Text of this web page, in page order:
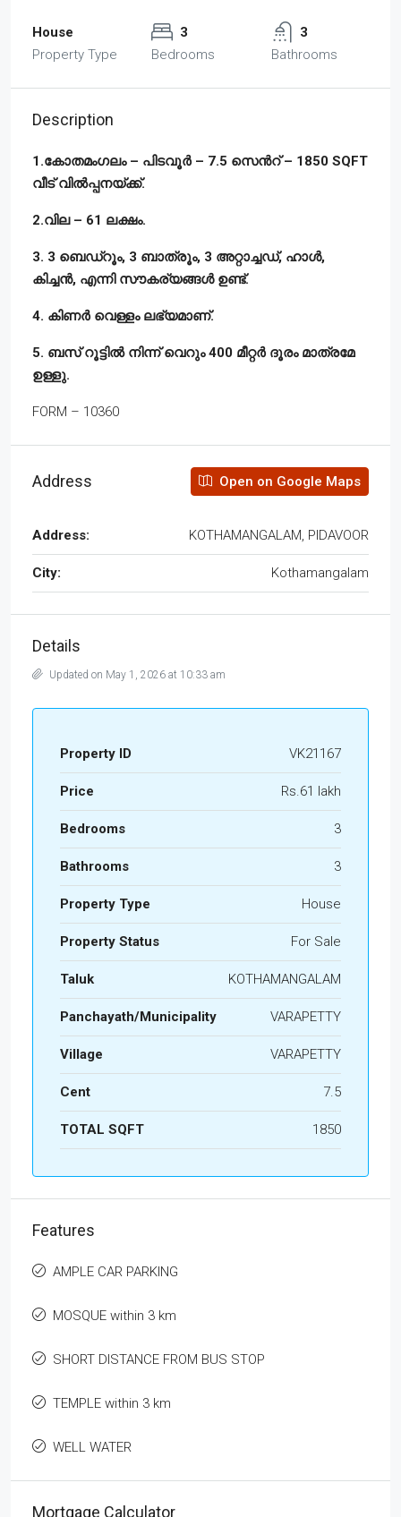
House
Property Type
3
Bedrooms
3
Bathrooms
Description
1.കോതമംഗലം – പിടവൂർ – 7.5 സെൻറ് – 1850 SQFT
വീട് വിൽപ്പനയ്ക്ക്.
2.വില – 61 ലക്ഷം.
3. 3 ബെഡ്‌റൂം, 3 ബാത്രൂം, 3 അറ്റാച്ചഡ്, ഹാൾ,
കിച്ചൻ, എന്നി സൗകര്യങ്ങൾ ഉണ്ട്.
4. കിണർ വെള്ളം ലഭ്യമാണ്.
5. ബസ് റൂട്ടിൽ നിന്ന് വെറും 400 മീറ്റർ ദൂരം മാത്രമേ
ഉള്ളു.
FORM – 10360
Address Open on Google Maps
Address: KOTHAMANGALAM, PIDAVOOR
City: Kothamangalam
Details
Updated on May 1, 2026 at 10:33 am
Property ID VK21167
Price Rs.61 lakh
Bedrooms 3
Bathrooms 3
Property Type House
Property Status For Sale
Taluk KOTHAMANGALAM
Panchayath/Municipality VARAPETTY
Village VARAPETTY
Cent 7.5
TOTAL SQFT 1850
Features
AMPLE CAR PARKING
MOSQUE within 3 km
SHORT DISTANCE FROM BUS STOP
TEMPLE within 3 km
WELL WATER
Mortgage Calculator